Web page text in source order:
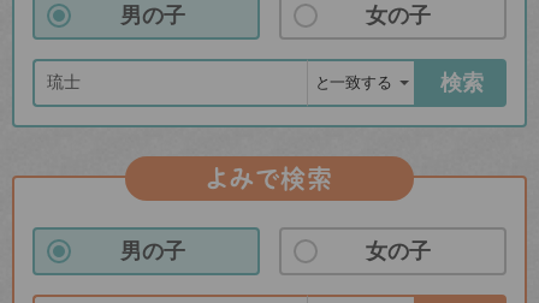
男の子 女の子
検索
よみで検索
男の子 女の子